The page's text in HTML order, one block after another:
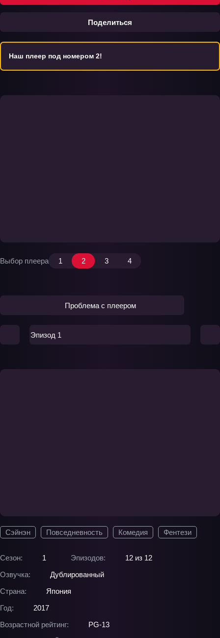
Поделиться
Сэйнэн Повседневность Комедия Фентези
Сезон: 1 Эпизодов:
12 из 12
Озвучка:
Дублированный
Страна:
Япония
Год:
2017
Возрастной рейтинг:
PG-13
Наш плеер под номером 2!
Выбор плеера 1 2 3 4
Проблема с плеером
Эпизод 1